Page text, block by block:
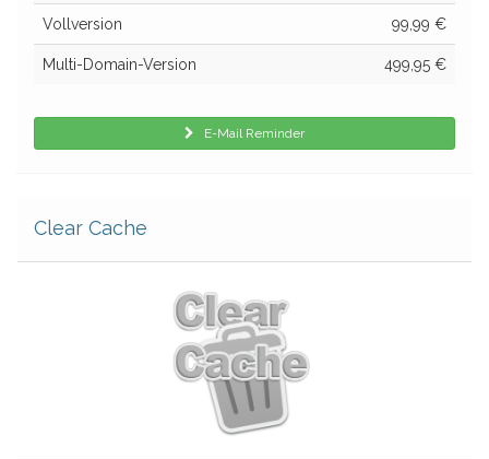
Vollversion 99,99 €
Multi-Domain-Version 499,95 €
E-Mail Reminder
Clear Cache